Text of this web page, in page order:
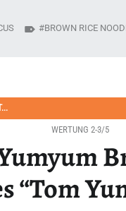
“Tom
WERTUNG 2-3/5
BROWN RICE